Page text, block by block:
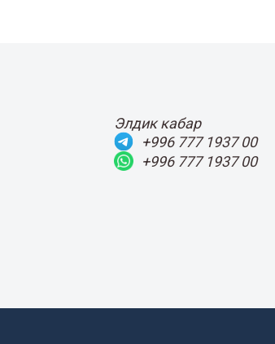
Элдик кабар
+996 777 1937 00
+996 777 1937 00